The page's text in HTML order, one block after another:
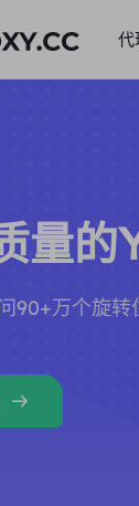
代
量的
90+万个旋转